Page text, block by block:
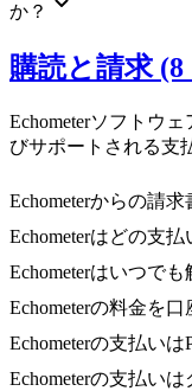
か？
購読と請求
Echometerソフトウ
びサポートされる支
Echometerからの請
Echometerはどの支
Echometerはいつで
Echometerの料金を
Echometerの支払いは
Echometerの支払い